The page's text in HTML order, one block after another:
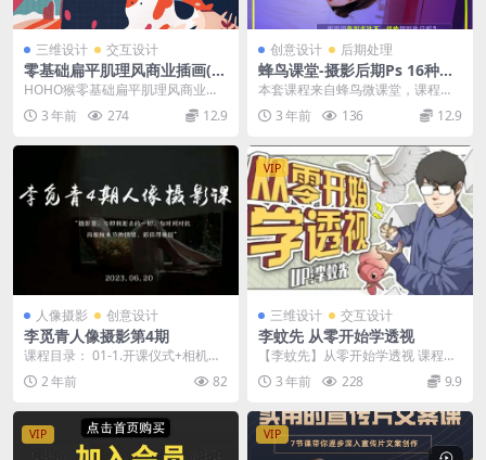
三维设计 交互设计
零基础扁平肌理风商业插画(H
OHO猴)
HOHO猴零基础扁平肌理风商业插
画课2020年【画质高清有课件】 Q
版 ...3 年前 274 12.9
创意设计 后期处理
蜂鸟课堂-摄影后期Ps 16种调
色风格任你选
本套课程来自蜂鸟微课堂，课程由
蜂鸟摄影微课堂提供 摄影后期Ps 1
6种调色风格任...
3 年前 136 12.9
人像摄影 创意设计
李觅青人像摄影第4期
课程目录： 01-1.开课仪式+相机常
用操作+不同焦段镜头的穿透力 02-
【作业...
2 年前 82
VIP
三维设计 交互设计
李蚊先 从零开始学透视
【李蚊先】从零开始学透视 课程目
录： 1 【先导课】为什么要学透
视？.mp4 2...
3 年前 228 9.9
VIP VIP